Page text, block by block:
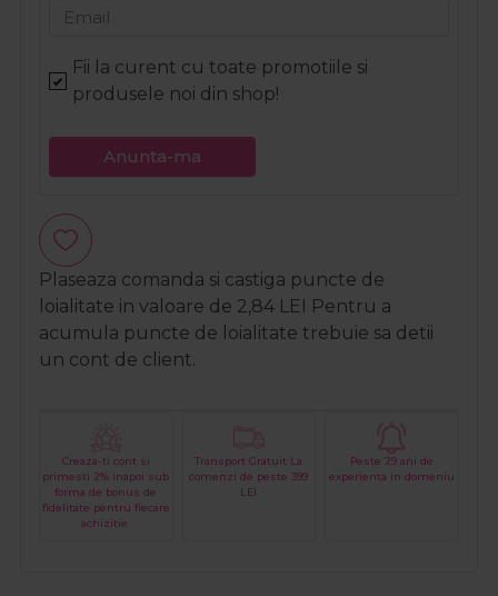
Email
Fii la curent cu toate promotiile si
produsele noi din shop!
Anunta-ma
Plaseaza comanda si castiga puncte de
loialitate in valoare de 2,84 LEI
Pentru a
acumula puncte de loialitate trebuie sa detii
un cont de client.
Creaza-ti cont si
primesti 2% inapoi sub
forma de bonus de
fidelitate pentru fiecare
achizitie.
Transport Gratuit La
comenzi de peste 399
LEI
Peste 29 ani de
experienta in domeniu